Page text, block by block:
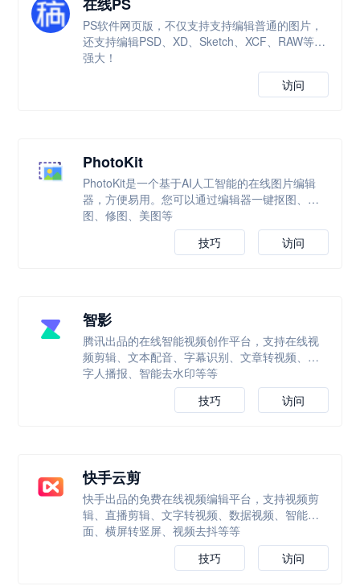
PS软件网页版，不仅支持支持编辑普通的图片，
还支持编辑PSD、XD、Sketch、XCF、RAW等，
强大！
访问
PhotoKit
PhotoKit是一个基于AI人工智能的在线图片编辑
器，方便易用。您可以通过编辑器一键抠图、改
图、修图、美图等
访问
技巧
智影
腾讯出品的在线智能视频创作平台，支持在线视
频剪辑、文本配音、字幕识别、文章转视频、数
字人播报、智能去水印等等
访问
技巧
快手云剪
快手出品的免费在线视频编辑平台，支持视频剪
辑、直播剪辑、文字转视频、数据视频、智能封
面、横屏转竖屏、视频去抖等等
访问
技巧